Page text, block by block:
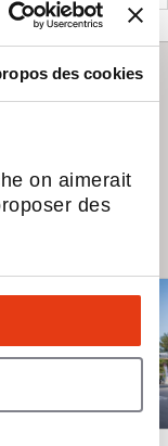
des cookies
on aimerait
des
à